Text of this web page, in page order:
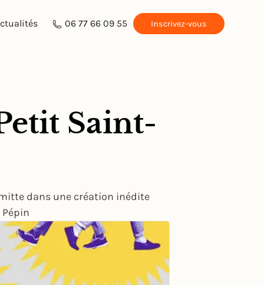
06 77 66 09 55 Inscrivez-vous
Saint-
dans une création inédite